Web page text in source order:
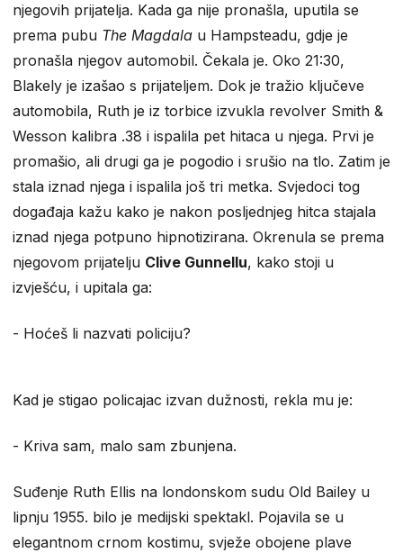
njegovih prijatelja. Kada ga nije pronašla, uputila se
prema pubu The Magdala u Hampsteadu, gdje je
pronašla njegov automobil. Čekala je. Oko 21:30,
Blakely je izašao s prijateljem. Dok je tražio ključeve
automobila, Ruth je iz torbice izvukla revolver Smith &
Wesson kalibra .38 i ispalila pet hitaca u njega. Prvi je
promašio, ali drugi ga je pogodio i srušio na tlo. Zatim je
stala iznad njega i ispalila još tri metka. Svjedoci tog
događaja kažu kako je nakon posljednjeg hitca stajala
iznad njega potpuno hipnotizirana. Okrenula se prema
njegovom prijatelju Clive Gunnellu, kako stoji u
izvješću, i upitala ga:
- Hoćeš li nazvati policiju?
Kad je stigao policajac izvan dužnosti, rekla mu je:
- Kriva sam, malo sam zbunjena.
Suđenje Ruth Ellis na londonskom sudu Old Bailey u
lipnju 1955. bilo je medijski spektakl. Pojavila se u
elegantnom crnom kostimu, svježe obojene plave